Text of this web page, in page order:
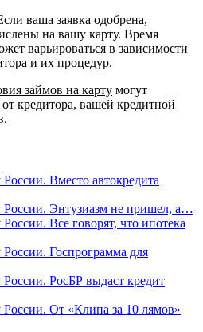
ваша заявка одобрена,
на вашу карту. Время
варьироваться в зависимости
и их процедур.
займов на карту могут
кредитора, вашей кредитной
Вместо автокредита
России. Энтузиазм не пришел, а…
Все говорят, что ипотека
Госпрограмма для
РосБР выдаст кредит
От «Клипа за 10 лямов»